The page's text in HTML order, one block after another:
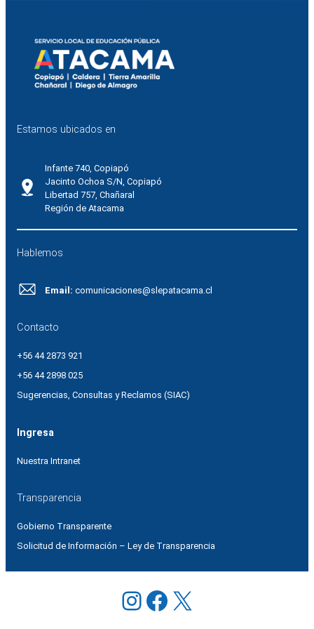
Estamos ubicados en
Infante 740, Copiapó
Jacinto Ochoa S/N, Copiapó
Libertad 757, Chañaral
Región de Atacama
Hablemos
Email: comunicaciones@slepatacama.cl
Contacto
+56 44 2873 921
+56 44 2898 025
Sugerencias, Consultas y Reclamos (SIAC)
Ingresa
Nuestra Intranet
Transparencia
Gobierno Transparente
Solicitud de Información – Ley de Transparencia
Instagram
Facebook
X